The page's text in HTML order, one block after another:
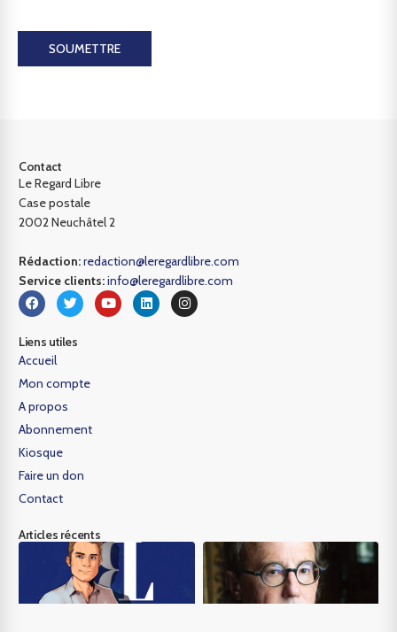
SOUMETTRE
Contact
Le Regard Libre
Case postale
2002 Neuchâtel 2
Rédaction:redaction@leregardlibre.com
Service clients:info@leregardlibre.com
Liens utiles
Accueil
Mon compte
A propos
Abonnement
Kiosque
Faire un don
Contact
Articles récents